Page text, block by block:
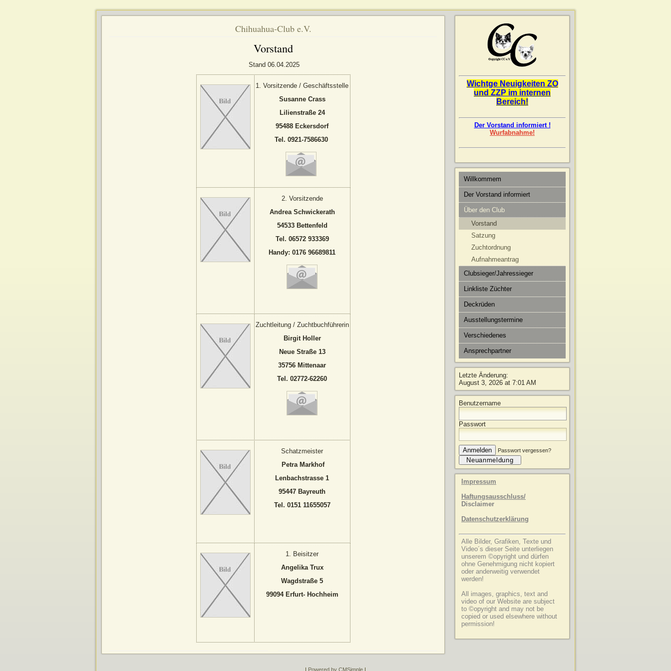
Chihuahua-Club e.V.
Vorstand
Stand 06.04.2025
1. Vorsitzende / Geschäftsstelle
Susanne Crass
Lilienstraße 24
95488 Eckersdorf
Tel. 0921-7586630
2. Vorsitzende
Andrea Schwickerath
54533 Bettenfeld
Tel. 06572 933369
Handy: 0176 96689811
Zuchtleitung / Zuchtbuchführerin
Birgit Holler
Neue Straße 13
35756 Mittenaar
Tel. 02772-62260
Schatzmeister
Petra Markhof
Lenbachstrasse 1
95447 Bayreuth
Tel. 0151 11655057
1. Beisitzer
Angelika Trux
Wagdstraße 5
99094 Erfurt- Hochheim
Wichtge Neuigkeiten ZO
und ZZP im internen
Bereich!
Der Vorstand informiert !
Wurfabnahme!
Willkommem
Der Vorstand informiert
Über den Club
Vorstand
Satzung
Zuchtordnung
Aufnahmeantrag
Clubsieger/Jahressieger
Linkliste Züchter
Deckrüden
Ausstellungstermine
Verschiedenes
Ansprechpartner
Letzte Änderung:
August 3, 2026 at 7:01 AM
Benutzername
Passwort
Anmelden Passwort vergessen?
Neuanmeldung
Impressum
Haftungsausschluss/
Disclaimer
Datenschutzerklärung
Alle Bilder, Grafiken, Texte und
Video´s dieser Seite unterliegen
unserem ©opyright und dürfen
ohne Genehmigung nicht kopiert
oder anderweitig verwendet
werden!
All images, graphics, text and
video of our Website are subject
to ©opyright and may not be
copied or used elsewhere without
permission!
| Powered by CMSimple |